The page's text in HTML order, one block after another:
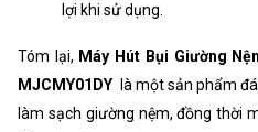
lợi khi sử dụng.
Tóm lại, Máy Hút Bụi Giường
MJCMY01DY
là một sản phẩm
làm sạch giường nệm, đồng thời